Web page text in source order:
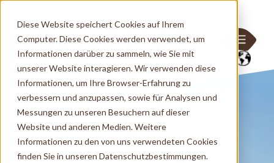
Diese Website speichert Cookies auf Ihrem
Computer. Diese Cookies werden verwendet, um
Informationen darüber zu sammeln, wie Sie mit
unserer Website interagieren. Wir verwenden diese
Informationen, um Ihre Browser-Erfahrung zu
verbessern und anzupassen, sowie für Analysen und
Messungen zu unseren Besuchern auf dieser
Website und anderen Medien. Weitere
Informationen zu den von uns verwendeten Cookies
finden Sie in unseren Datenschutzbestimmungen.